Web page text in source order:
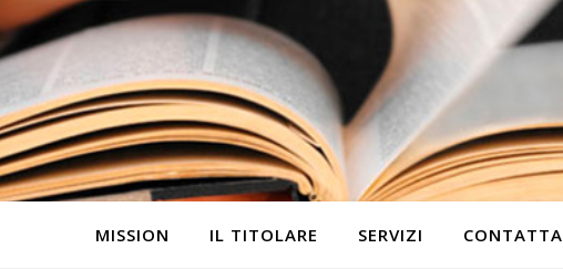
MISSION IL TITOLARE SERVIZI